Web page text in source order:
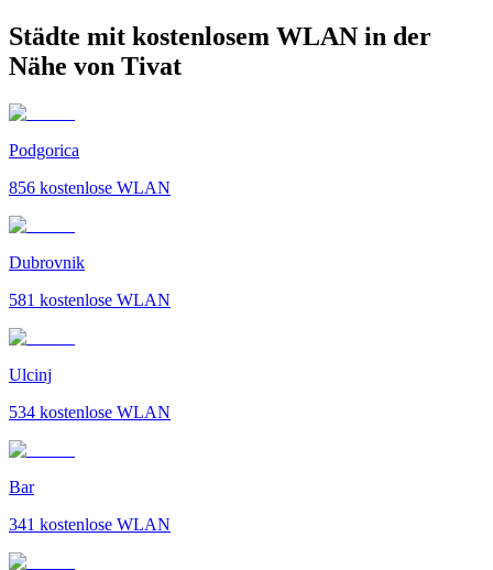
Städte mit kostenlosem WLAN in der
Nähe von Tivat
Podgorica
856 kostenlose WLAN
Dubrovnik
581 kostenlose WLAN
Ulcinj
534 kostenlose WLAN
Bar
341 kostenlose WLAN